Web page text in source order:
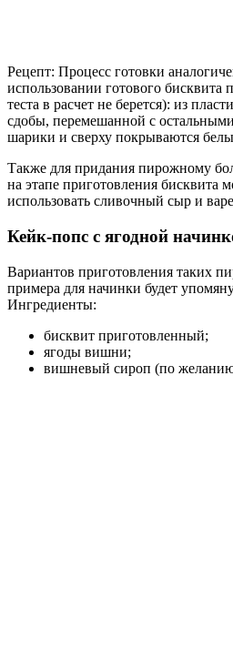
Рецепт: Процесс готовки
использовании готового бисквита
теста в расчет не берется): из
сдобы, перемешанной с
шарики и сверху покрываются
Также для придания пирожному
на этапе приготовления бисквита
использовать сливочный сыр и
Кейк-попс с ягодной
Вариантов приготовления таких
примера для начинки будет
Ингредиенты:
бисквит приготовленный;
ягоды вишни;
вишневый сироп (по